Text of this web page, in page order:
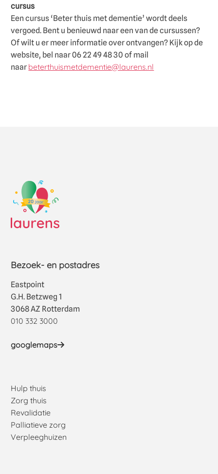
cursus
Een cursus ‘Beter thuis met dementie’ wordt deels
vergoed. Bent u benieuwd naar een van de cursussen?
Of wilt u er meer informatie over ontvangen? Kijk op de
website, bel naar 06 22 49 48 30 of mail
naar beterthuismetdementie@laurens.nl
Bezoek- en postadres
Eastpoint
G.H. Betzweg 1
3068 AZ Rotterdam
010 332 3000
googlemaps
Hulp thuis
Zorg thuis
Revalidatie
Palliatieve zorg
Verpleeghuizen